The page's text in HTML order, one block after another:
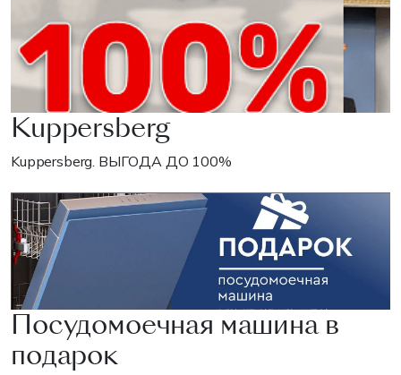
Kuppersberg
Kuppersberg. ВЫГОДА ДО 100%
Посудомоечная машина в
подарок